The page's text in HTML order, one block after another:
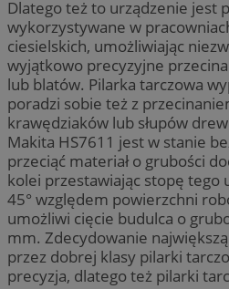
Dlatego też to urządzenie jest
wykorzystywane w
ciesielskich, umożliwiając
wyjątkowo precyzyjne
lub blatów. Pilarka tarczowa
poradzi sobie też z
krawędziaków lub słupów
Makita HS7611 jest w stanie
przeciąć materiał o grubości
kolei przestawiając stopę tego
45° względem powierzchni
umożliwi cięcie budulca o
mm. Zdecydowanie
przez dobrej klasy pilarki
precyzja, dlatego też pilarki